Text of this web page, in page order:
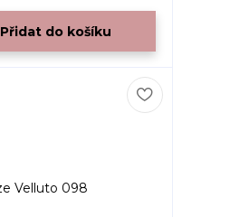
Přidat do košíku